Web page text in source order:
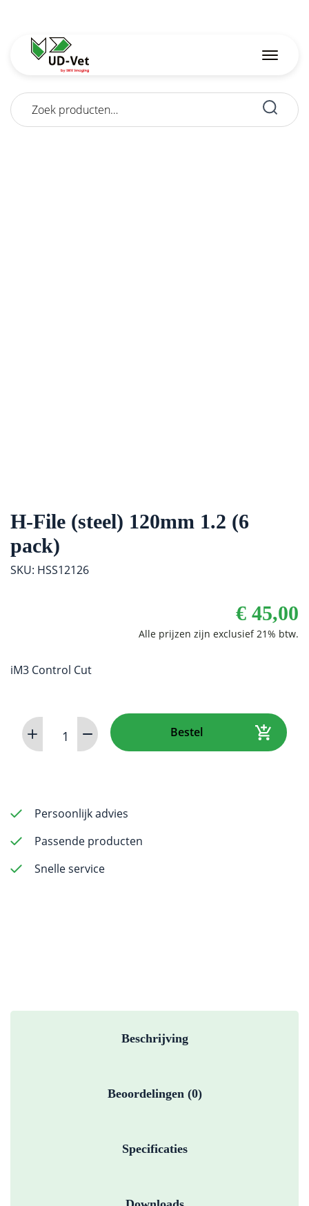
Zoeken
naar:
H-File (steel) 120mm 1.2 (6
pack)
SKU: HSS12126
€ 45,00
iM3 Control Cut
H-
File
(6
aantal
Bestel
Persoonlijk advies
Passende producten
Snelle service
Beschrijving
Beoordelingen (0)
Specificaties